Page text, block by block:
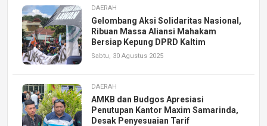
DAERAH
Gelombang Aksi Solidaritas Nasional,
Ribuan Massa Aliansi Mahakam
Bersiap Kepung DPRD Kaltim
Sabtu, 30 Agustus 2025
DAERAH
AMKB dan Budgos Apresiasi
Penutupan Kantor Maxim Samarinda,
Desak Penyesuaian Tarif